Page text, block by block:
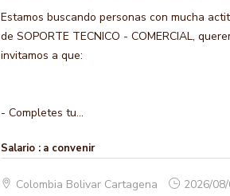
Estamos buscando personas con mucha
de SOPORTE TECNICO - COMERCIAL,
invitamos a que:
- Completes tu...
Salario : a convenir
Colombia Bolivar Cartagena 2026/